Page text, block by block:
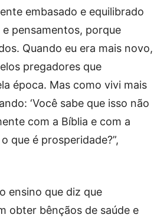
embasado e equilibrado
e pensamentos, porque
Quando eu era mais novo,
pregadores que
época. Mas como vivi mais
‘Você sabe que isso não
com a Bíblia e com a
que é prosperidade?”,
ensino que diz que
obter bênçãos de saúde e